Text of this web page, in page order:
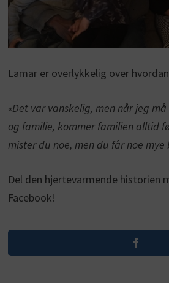
Lamar er overlykkelig over
«Det var vanskelig, men når jeg
og familie, kommer familien alltid
mister du noe, men du får noe
Del den hjertevarmende historien
Facebook!